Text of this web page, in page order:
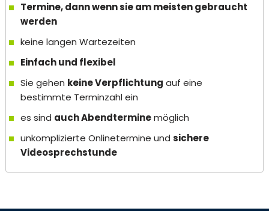
Termine, dann wenn sie am meisten gebraucht
werden
keine langen Wartezeiten
Einfach und flexibel
Sie gehen keine Verpflichtung auf eine
bestimmte Terminzahl ein
es sind auch Abendterminemöglich
unkomplizierte Onlinetermine undsichere
Videosprechstunde